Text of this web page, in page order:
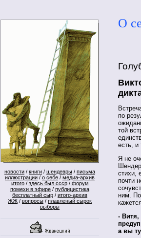
новости / книги / шендевры / письма
иллюстрации / о себе / медиа-архив
итого/ здесь был ссср/ форум
помехи в эфире / публицистика
бесплатный сыр / итого-архив
ЖЖ / вопросы / плавленый сырок
выборы
О
по
той
есть, и
Я не
стихи,
почти
ним.
- Витя,
а вы